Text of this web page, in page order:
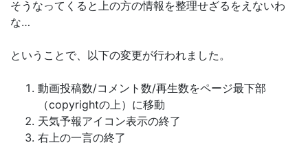
そうなってくると上の方の情報を整理せざるをえないわ
な…
ということで、以下の変更が行われました。
動画投稿数/コメント数/再生数をページ最下部
（copyrightの上）に移動
天気予報アイコン表示の終了
右上の一言の終了